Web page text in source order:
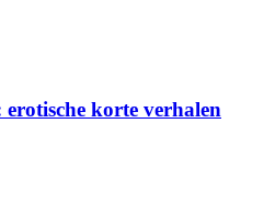
erotische korte verhalen